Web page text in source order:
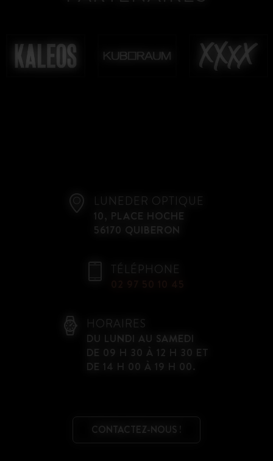
LUNEDER OPTIQUE
10, PLACE HOCHE
56170 QUIBERON
TÉLÉPHONE
HORAIRES
DU LUNDI AU SAMEDI
DE 09 H 30 À 12 H 30 ET
DE 14 H 00 À 19 H 00.
CONTACTEZ-NOUS !